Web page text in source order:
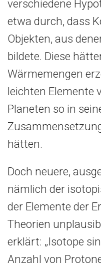
verschiedene
etwa durch, dass
Objekten, aus
bildete. Diese
Wärmemengen
leichten Elemente
Planeten so in
hätten.
Doch neuere,
nämlich der
der Elemente der
Theorien
erklärt: „Isotope
Anzahl von